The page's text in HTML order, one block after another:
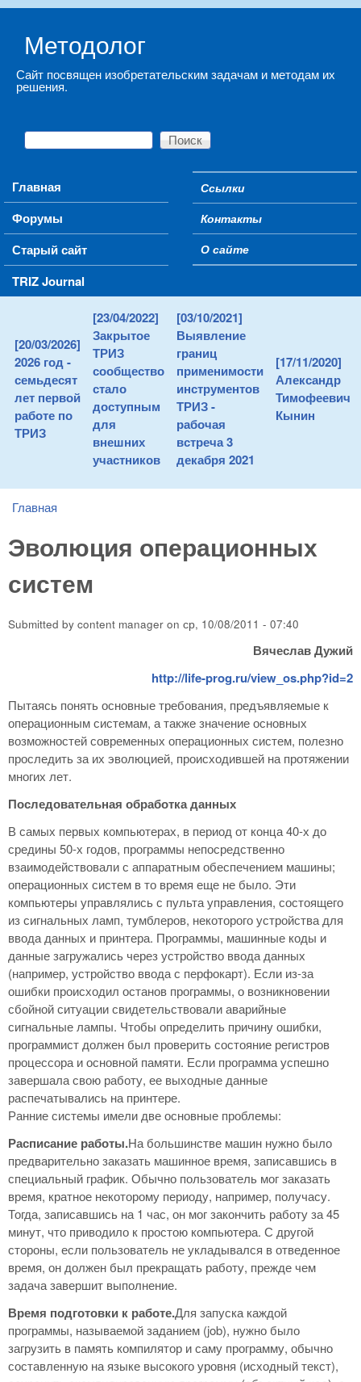
Методолог
Сайт посвящен изобретательским задачам и методам их
решения.
Форма поиска
Поиск
Main menu
Главная
Форумы
Старый сайт
TRIZ Journal
Secondary menu
Ссылки
Контакты
О сайте
[20/03/2026]
2026 год -
семьдесят
лет первой
работе по
ТРИЗ
[23/04/2022]
Закрытое
ТРИЗ
сообщество
стало
доступным
для
внешних
участников
[03/10/2021]
Выявление
границ
применимости
инструментов
ТРИЗ -
рабочая
встреча 3
декабря 2021
[17/11/2020]
Александр
Тимофеевич
Кынин
You are here
Главная
Эволюция операционных
систем
Submitted by content manager on ср, 10/08/2011 - 07:40
Вячеслав Дужий
http://life-prog.ru/view_os.php?id=2
Пытаясь понять основные требования, предъявляемые к
операционным системам, а также значение основных
возможностей современных операционных систем, полезно
проследить за их эволюцией, происходившей на протяжении
многих лет.
Последовательная обработка данных
В самых первых компьютерах, в период от конца 40-х до
средины 50-х годов, программы непосредственно
взаимодействовали с аппаратным обеспечением машины;
операционных систем в то время еще не было. Эти
компьютеры управлялись с пульта управления, состоящего
из сигнальных ламп, тумблеров, некоторого устройства для
ввода данных и принтера. Программы, машинные коды и
данные загружались через устройство ввода данных
(например, устройство ввода с перфокарт). Если из-за
ошибки происходил останов программы, о возникновении
сбойной ситуации свидетельствовали аварийные
сигнальные лампы. Чтобы определить причину ошибки,
программист должен был проверить состояние регистров
процессора и основной памяти. Если программа успешно
завершала свою работу, ее выходные данные
распечатывались на принтере.
Ранние системы имели две основные проблемы:
Расписание работы.На большинстве машин нужно было
предварительно заказать машинное время, записавшись в
специальный график. Обычно пользователь мог заказать
время, кратное некоторому периоду, например, получасу.
Тогда, записавшись на 1 час, он мог закончить работу за 45
минут, что приводило к простою компьютера. С другой
стороны, если пользователь не укладывался в отведенное
время, он должен был прекращать работу, прежде чем
задача завершит выполнение.
Время подготовки к работе.Для запуска каждой
программы, называемой заданием (job), нужно было
загрузить в память компилятор и саму программу, обычно
составленную на языке высокого уровня (исходный текст),